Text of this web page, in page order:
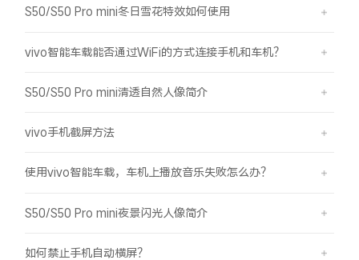
S50/S50 Pro mini冬日雪花特效如何使用
vivo智能车载能否通过WiFi的方式连接手机和车机？
S50/S50 Pro mini清透自然人像简介
vivo手机截屏方法
使用vivo智能车载，车机上播放音乐失败怎么办？
S50/S50 Pro mini夜景闪光人像简介
如何禁止手机自动横屏？